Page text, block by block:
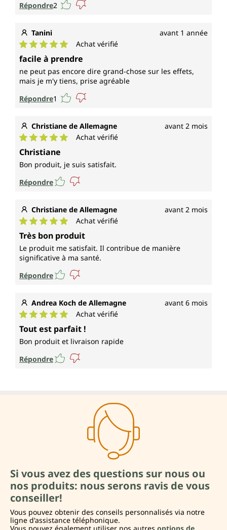
Répondre2
Tanini avant 1 année
Note moyenne de 5 sur 5 étoiles
Achat vérifié
facile à prendre
ne peut pas encore dire grand-chose sur les effets,
mais je m'y tiens, prise agréable
Répondre1
Christiane de Allemagne avant 2 mois
Note moyenne de 5 sur 5 étoiles
Achat vérifié
Christiane
Bon produit, je suis satisfait.
Répondre
Christiane de Allemagne avant 2 mois
Note moyenne de 5 sur 5 étoiles
Achat vérifié
Très bon produit
Le produit me satisfait. Il contribue de manière
significative à ma santé.
Répondre
Andrea Koch de Allemagne avant 6 mois
Note moyenne de 5 sur 5 étoiles
Achat vérifié
Tout est parfait !
Bon produit et livraison rapide
Répondre
Si vous avez des questions sur nous ou
nos produits: nous serons ravis de vous
conseiller!
Vous pouvez obtenir des conseils personnalisés via notre
ligne d'assistance téléphonique.
Vous pouvez également utiliser nos autres options de